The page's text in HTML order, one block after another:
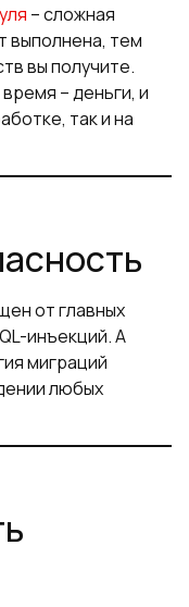
– сложная
выполнена, тем
вы получите.
– деньги, и
так и на
от главных
инъекций. А
миграций
любых